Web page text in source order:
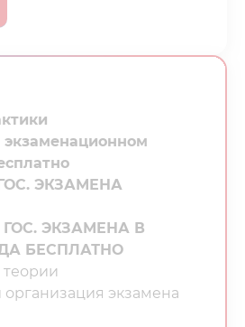
экзаменационном
ЭКЗАМЕНА
ЭКЗАМЕНА В
БЕСПЛАТНО
организация экзамена